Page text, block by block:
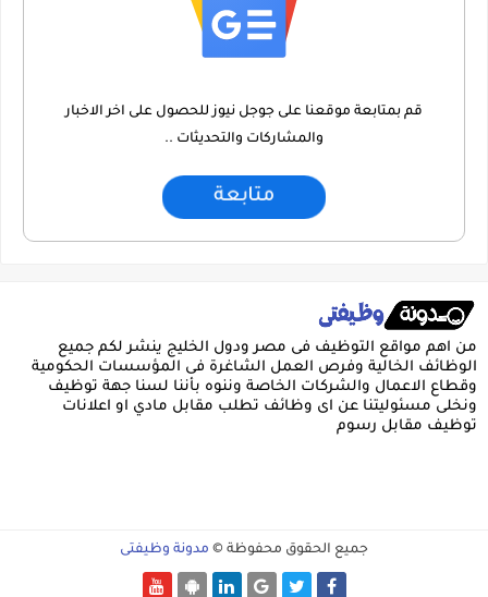
قم بمتابعة موقعنا على جوجل نيوز للحصول على اخر الاخبار
والمشاركات والتحديثات ..
متابعة
من اهم مواقع التوظيف فى مصر ودول الخليج ينشر لكم جميع
الوظائف الخالية وفرص العمل الشاغرة فى المؤسسات الحكومية
وقطاع الاعمال والشركات الخاصة وننوه بأننا لسنا جهة توظيف
ونخلى مسئوليتنا عن اى وظائف تطلب مقابل مادي او اعلانات
توظيف مقابل رسوم
جميع الحقوق محفوظة © مدونة وظيفتى